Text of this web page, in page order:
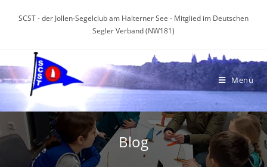
InhaltSCST - der Jollen-Segelclub am Halterner See - Mitglied im Deutschen
Segler Verband (NW181)
Menü
Blog